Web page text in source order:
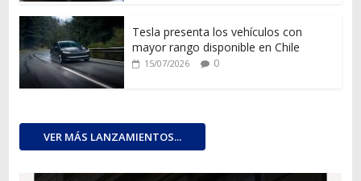
Tesla presenta los vehículos con
mayor rango disponible en Chile
15/07/2026 0
VER MÁS LANZAMIENTOS...